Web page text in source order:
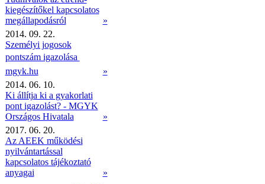
kiegészítőkel kapcsolatos
megállapodásról
»
2014. 09. 22.
Személyi jogosok
pontszám igazolása 
mgyk.hu
»
2014. 06. 10.
Ki állítja ki a gyakorlati
pont igazolást? - MGYK
Országos Hivatala
»
2017. 06. 20.
Az AEEK működési
nyilvántartással
kapcsolatos tájékoztató
anyagai
»